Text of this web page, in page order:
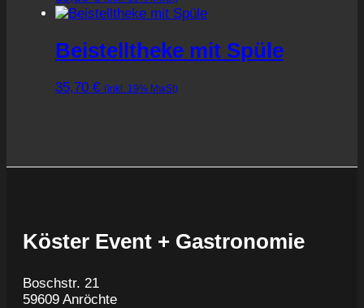
Beistelltheke mit Spüle
35,70 € (inkl. 19% MwSt)
Köster Event + Gastronomie
Boschstr. 21
59609 Anröchte